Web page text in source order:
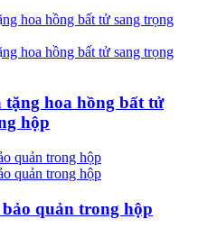
hoa hồng bất tử
hộp
quản trong hộp